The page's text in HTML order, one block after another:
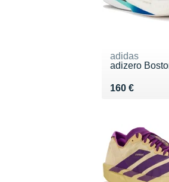
adidas
adizero
160 €
Vendu 160 €